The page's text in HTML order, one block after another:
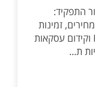
התפקיד:
זמינות
מוצרים ומידע מסחרי ביצוע Follow Up וקידום עסקאות
ת...